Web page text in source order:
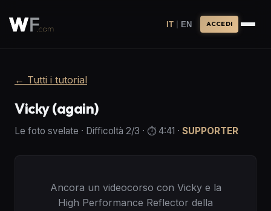
IT | EN ACCEDI
← Tutti i tutorial
Vicky (again)
Le foto svelate · Difficoltà 2/3 · ⏱️4:41 · SUPPORTER
Ancora un videocorso con Vicky e la
High Performance Reflector della